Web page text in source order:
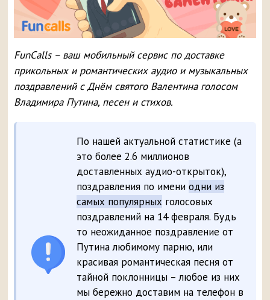
FunCalls – ваш мобильный сервис по доставке
прикольных и романтических аудио и музыкальных
поздравлений с Днём святого Валентина голосом
Владимира Путина, песен и стихов.
По нашей актуальной статистике (а
это более 2.6 миллионов
доставленных аудио-открыток),
поздравления по имениодни из
самых популярных голосовых
поздравлений на 14 февраля. Будь
то неожиданное поздравление от
Путина любимому парню, или
красивая романтическая песня от
тайной поклонницы – любое из них
мы бережно доставим на телефон в